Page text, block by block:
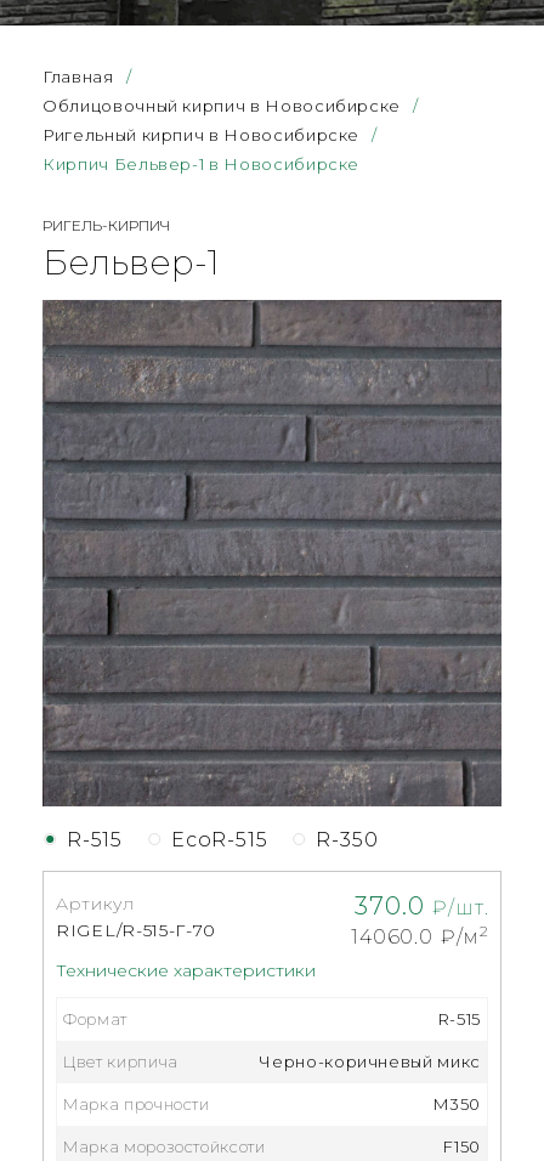
Главная
/
Облицовочный кирпич в Новосибирске
/
Ригельный кирпич в Новосибирске
/
Кирпич Бельвер-1 в Новосибирске
РИГЕЛЬ-КИРПИЧ
Бельвер-1
370.0 ₽/шт.
14060.0 ₽/м2
R-515 EcoR-515 R-350
Технические характеристики
Артикул
RIGEL/R-515-Г-70
Формат R-515
Цвет кирпича Черно-коричневый микс
Марка прочности M350
Марка морозостойксоти F150